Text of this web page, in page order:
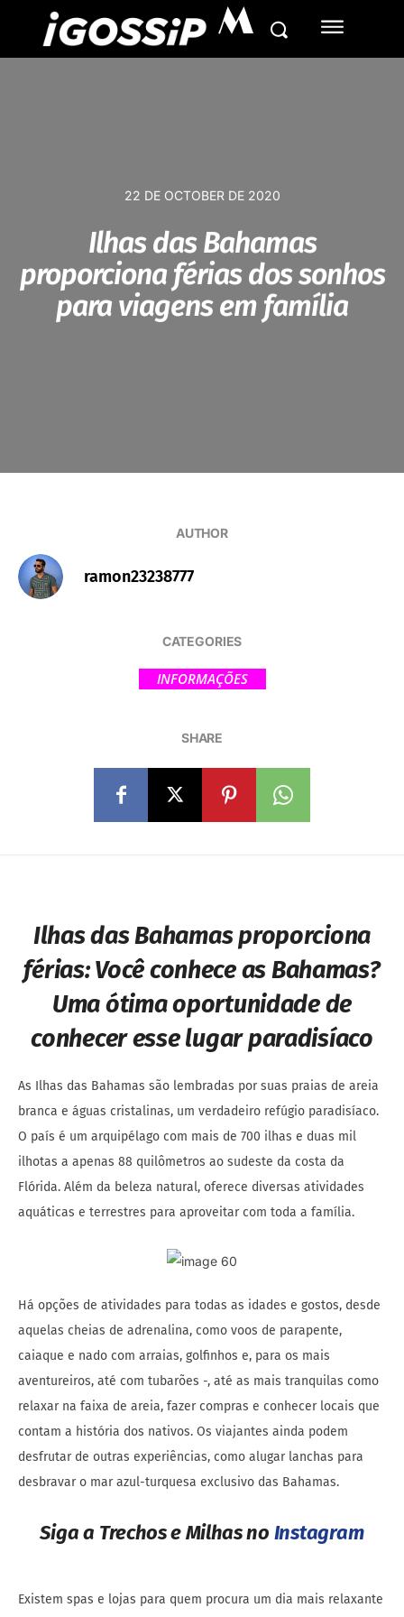
M
22 DE OCTOBER DE 2020
Ilhas das Bahamas
proporciona férias dos sonhos
para viagens em família
AUTHOR
ramon23238777
CATEGORIES
INFORMAÇÕES
SHARE
Ilhas das Bahamas proporciona
férias: Você conhece as Bahamas?
Uma ótima oportunidade de
conhecer esse lugar paradisíaco
As Ilhas das Bahamas são lembradas por suas praias de areia
branca e águas cristalinas, um verdadeiro refúgio paradisíaco.
O país é um arquipélago com mais de 700 ilhas e duas mil
ilhotas a apenas 88 quilômetros ao sudeste da costa da
Flórida. Além da beleza natural, oferece diversas atividades
aquáticas e terrestres para aproveitar com toda a família.
Há opções de atividades para todas as idades e gostos, desde
aquelas cheias de adrenalina, como voos de parapente,
caiaque e nado com arraias, golfinhos e, para os mais
aventureiros, até com tubarões -, até as mais tranquilas como
relaxar na faixa de areia, fazer compras e conhecer locais que
contam a história dos nativos. Os viajantes ainda podem
desfrutar de outras experiências, como alugar lanchas para
desbravar o mar azul-turquesa exclusivo das Bahamas.
Siga a Trechos e Milhas no Instagram
Existem spas e lojas para quem procura um dia mais relaxante